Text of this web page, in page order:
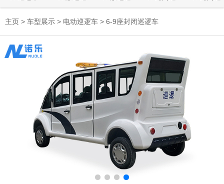
逻车 逻车 逻车
主页 > 车型展示 > 电动巡逻车 > 6-9座封闭巡逻车